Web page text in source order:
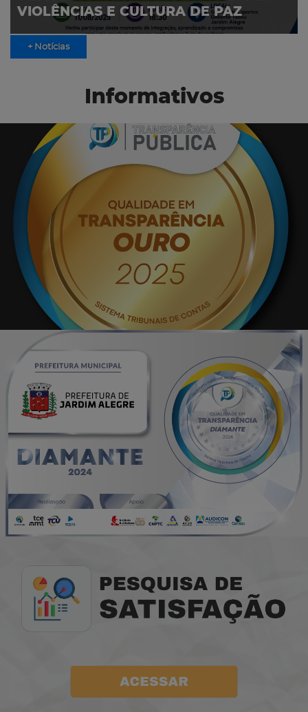
VIOLÊNCIAS E CULTURA DE PAZ
+ Notícias
Informativos